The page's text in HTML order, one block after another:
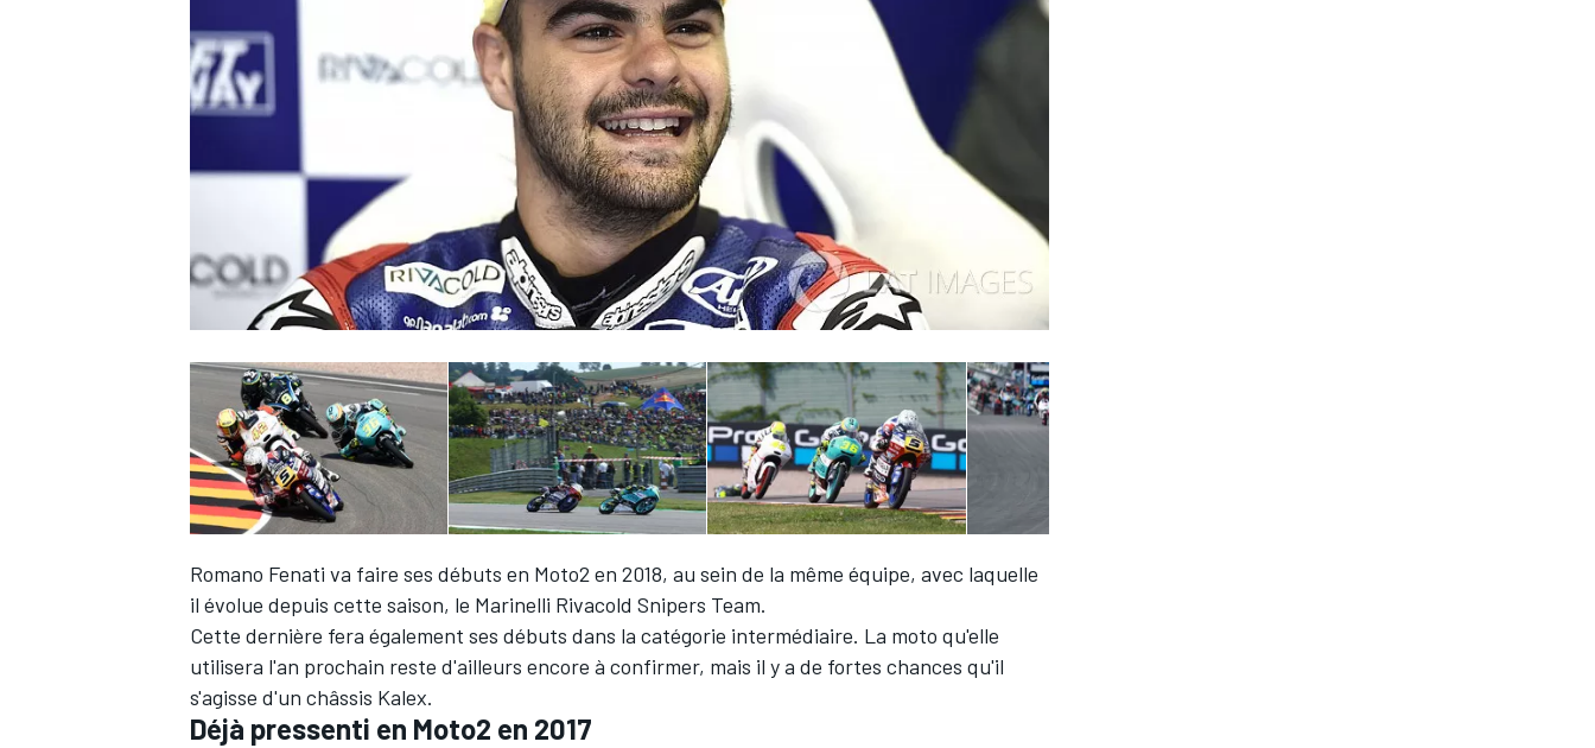
WEC
Romano Fenati va faire ses débuts en Moto2 en 2018, au sein de la même équipe, avec laquelle
il évolue depuis cette saison, le Marinelli Rivacold Snipers Team.
Cette dernière fera également ses débuts dans la catégorie intermédiaire. La moto qu'elle
utilisera l'an prochain reste d'ailleurs encore à confirmer, mais il y a de fortes chances qu'il
s'agisse d'un châssis Kalex.
Déjà pressenti en Moto2 en 2017